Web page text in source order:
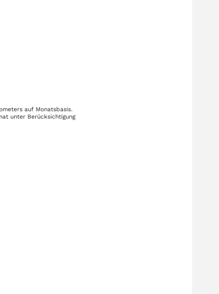
auf Monatsbasis.
unter Berücksichtigung